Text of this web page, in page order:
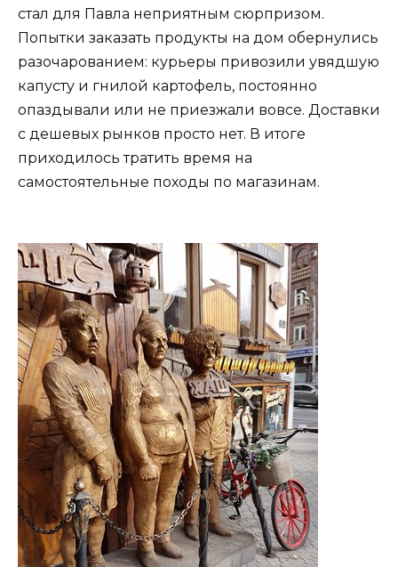
стал для Павла неприятным сюрпризом.
Попытки заказать продукты на дом обернулись
разочарованием: курьеры привозили увядшую
капусту и гнилой картофель, постоянно
опаздывали или не приезжали вовсе. Доставки
с дешевых рынков просто нет. В итоге
приходилось тратить время на
самостоятельные походы по магазинам.